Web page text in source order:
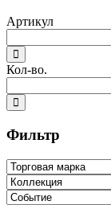
Артикул
Кол-во.
Фильтр